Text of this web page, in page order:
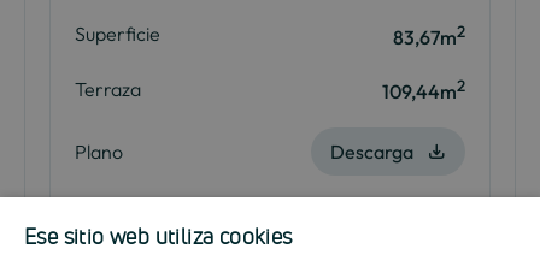
Superficie 83,67m2
Terraza 109,44m2
Plano Descarga
Me interesa
Ese sitio web utiliza cookies